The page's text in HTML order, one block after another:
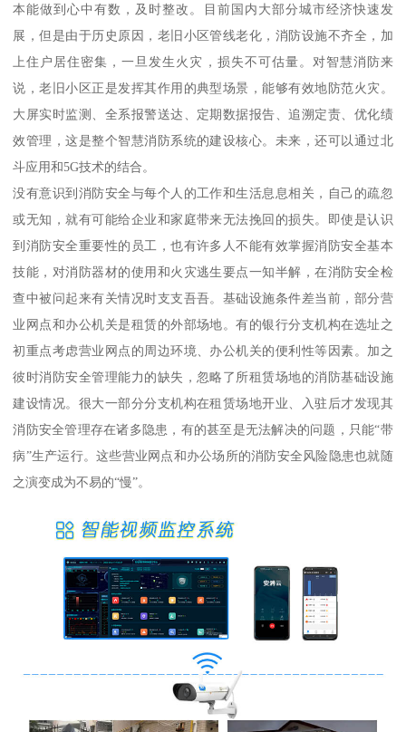
本能做到心中有数，及时整改。目前国内大部分城市经济快速发
展，但是由于历史原因，老旧小区管线老化，消防设施不齐全，加
上住户居住密集，一旦发生火灾，损失不可估量。对智慧消防来
说，老旧小区正是发挥其作用的典型场景，能够有效地防范火灾。
大屏实时监测、全系报警送达、定期数据报告、追溯定责、优化绩
效管理，这是整个智慧消防系统的建设核心。未来，还可以通过北
斗应用和5G技术的结合。
没有意识到消防安全与每个人的工作和生活息息相关，自己的疏忽
或无知，就有可能给企业和家庭带来无法挽回的损失。即使是认识
到消防安全重要性的员工，也有许多人不能有效掌握消防安全基本
技能，对消防器材的使用和火灾逃生要点一知半解，在消防安全检
查中被问起来有关情况时支支吾吾。基础设施条件差当前，部分营
业网点和办公机关是租赁的外部场地。有的银行分支机构在选址之
初重点考虑营业网点的周边环境、办公机关的便利性等因素。加之
彼时消防安全管理能力的缺失，忽略了所租赁场地的消防基础设施
建设情况。很大一部分分支机构在租赁场地开业、入驻后才发现其
消防安全管理存在诸多隐患，有的甚至是无法解决的问题，只能“带
病”生产运行。这些营业网点和办公场所的消防安全风险隐患也就随
之演变成为不易的“慢”。